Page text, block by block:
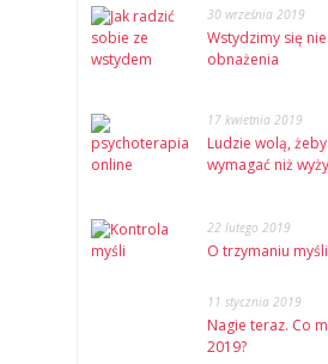
30 września 2019
Wstydzimy się
obnażenia
17 kwietnia 2019
Ludzie wolą,
wymagać niż
22 lutego 2019
O trzymaniu
11 stycznia 2019
Nagie teraz. Co
2019?